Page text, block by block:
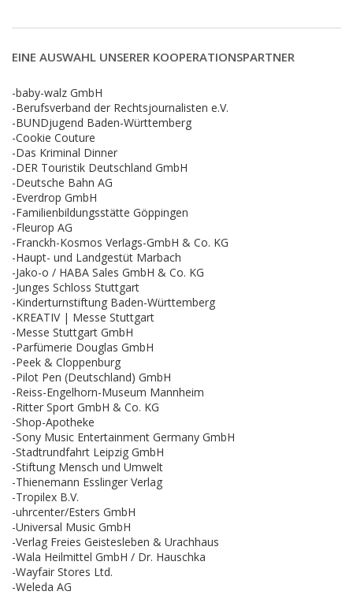
EINE AUSWAHL UNSERER KOOPERATIONSPARTNER
-baby-walz GmbH
-Berufsverband der Rechtsjournalisten e.V.
-BUNDjugend Baden-Württemberg
-Cookie Couture
-Das Kriminal Dinner
-DER Touristik Deutschland GmbH
-Deutsche Bahn AG
-Everdrop GmbH
-Familienbildungsstätte Göppingen
-Fleurop AG
-Franckh-Kosmos Verlags-GmbH & Co. KG
-Haupt- und Landgestüt Marbach
-Jako-o / HABA Sales GmbH & Co. KG
-Junges Schloss Stuttgart
-Kinderturnstiftung Baden-Württemberg
-KREATIV | Messe Stuttgart
-Messe Stuttgart GmbH
-Parfümerie Douglas GmbH
-Peek & Cloppenburg
-Pilot Pen (Deutschland) GmbH
-Reiss-Engelhorn-Museum Mannheim
-Ritter Sport GmbH & Co. KG
-Shop-Apotheke
-Sony Music Entertainment Germany GmbH
-Stadtrundfahrt Leipzig GmbH
-Stiftung Mensch und Umwelt
-Thienemann Esslinger Verlag
-Tropilex B.V.
-uhrcenter/Esters GmbH
-Universal Music GmbH
-Verlag Freies Geistesleben & Urachhaus
-Wala Heilmittel GmbH / Dr. Hauschka
-Wayfair Stores Ltd.
-Weleda AG